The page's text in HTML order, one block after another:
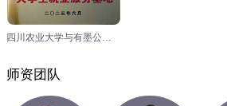
师资团队